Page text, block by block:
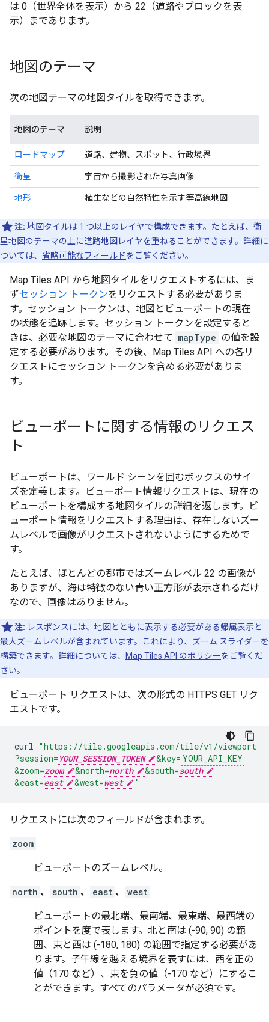
は 0（世界全体を表示）から 22（道路やブロックを表
示）まであります。
地図のテーマ
次の地図テーマの地図タイルを取得できます。
地図のテーマ 説明
ロードマップ 道路、建物、スポット、行政境界
衛星 宇宙から撮影された写真画像
地形 植生などの自然特性を示す等高線地図
注: 地図タイルは 1 つ以上のレイヤで構成できます。たとえば、衛
星地図のテーマの上に道路地図レイヤを重ねることができます。詳細に
ついては、 省略可能なフィールドをご覧ください。
Map Tiles API から地図タイルをリクエストするには、ま
ずセッション トークンをリクエストする必要がありま
す。セッション トークンは、地図とビューポートの現在
の状態を追跡します。セッション トークンを設定すると
きは、必要な地図のテーマに合わせて mapType の値を設
定する必要があります。その後、Map Tiles API への各リ
クエストにセッション トークンを含める必要がありま
す。
ビューポートに関する情報のリクエス
ト
ビューポートは、ワールド シーンを囲むボックスのサイ
ズを定義します。ビューポート情報リクエストは、現在の
ビューポートを構成する地図タイルの詳細を返します。ビ
ューポート情報をリクエストする理由は、存在しないズー
ムレベルで画像がリクエストされないようにするためで
す。
たとえば、ほとんどの都市ではズームレベル 22 の画像が
ありますが、海は特徴のない青い正方形が表示されるだけ
なので、画像はありません。
注: レスポンスには、地図とともに表示する必要がある帰属表示と
最大ズームレベルが含まれています。これにより、ズーム スライダーを
構築できます。詳細については、
Map Tiles API のポリシーをご覧くだ
さい。
ビューポート リクエストは、次の形式の HTTPS GET リク
エストです。
curl "https://tile.googleapis.com/tile/v1/viewport
?session= YOUR_SESSION_TOKEN &key= YOUR_API_KEY
&zoom=zoom &north=north &south=south
&east=east &west=west "
リクエストには次のフィールドが含まれます。
zoom
ビューポートのズームレベル。
north 、 south 、 east 、 west
ビューポートの最北端、最南端、最東端、最西端の
ポイントを度で表します。北と南は (-90, 90) の範
囲、東と西は (-180, 180) の範囲で指定する必要があ
ります。子午線を越える境界を表すには、西を正の
値（170 など）、東を負の値（-170 など）にするこ
とができます。すべてのパラメータが必須です。